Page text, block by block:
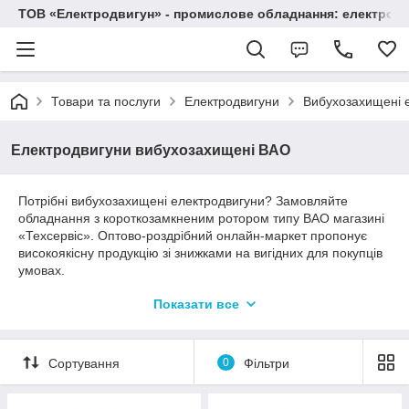
ТОВ «Електродвигун» - промислове обладнання:
Товари та послуги Електродвигуни Вибухозахищені
Електродвигуни вибухозахищені ВАО
Потрібні вибухозахищені електродвигуни? Замовляйте
обладнання з короткозамкненим ротором типу ВАО магазині
«Техсервіс». Оптово-роздрібний онлайн-маркет пропонує
високоякісну продукцію зі знижками на вигідних для покупців
умовах.
короткозамкненим ротором
Показати все
Сортування 0 Фільтри